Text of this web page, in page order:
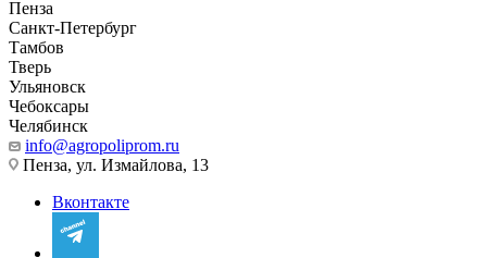
Пенза
Санкт-Петербург
Тамбов
Тверь
Ульяновск
Чебоксары
Челябинск
info@agropoliprom.ru
Пенза, ул. Измайлова, 13
Вконтакте